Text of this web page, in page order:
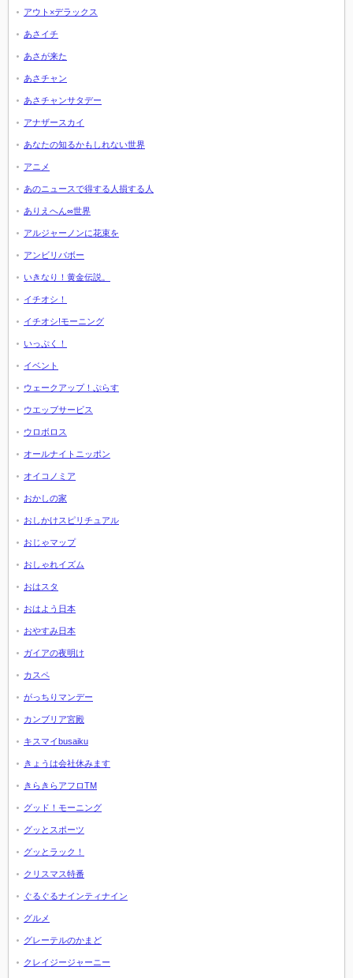
アウト×デラックス
あさイチ
あさが来た
あさチャン
あさチャンサタデー
アナザースカイ
あなたの知るかもしれない世界
アニメ
あのニュースで得する人損する人
ありえへん∞世界
アルジャーノンに花束を
アンビリバボー
いきなり！黄金伝説。
イチオシ！
イチオシ!モーニング
いっぷく！
イベント
ウェークアップ！ぷらす
ウエッブサービス
ウロボロス
オールナイトニッポン
オイコノミア
おかしの家
おしかけスピリチュアル
おじゃマップ
おしゃれイズム
おはスタ
おはよう日本
おやすみ日本
ガイアの夜明け
カスペ
がっちりマンデー
カンブリア宮殿
キスマイbusaiku
きょうは会社休みます
きらきらアフロTM
グッド！モーニング
グッとスポーツ
グッとラック！
クリスマス特番
ぐるぐるナインティナイン
グルメ
グレーテルのかまど
クレイジージャーニー